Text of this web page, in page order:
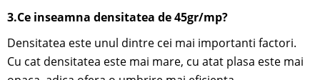
3.Ce inseamna densitatea de 45gr/mp?
Densitatea este unul dintre cei mai importanti factori.
Cu cat densitatea este mai mare, cu atat plasa este mai